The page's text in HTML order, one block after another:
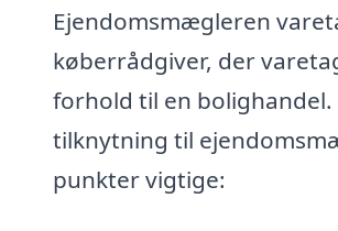
Ejendomsmægleren
køberrådgiver, der
forhold til en
tilknytning til
punkter vigtige: